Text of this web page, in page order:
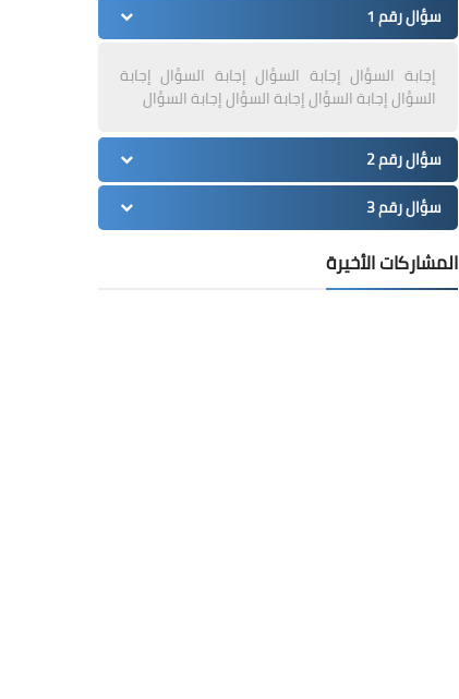
سؤال رقم 1
إجابة السؤال إجابة السؤال إجابة السؤال إجابة
السؤال إجابة السؤال إجابة السؤال إجابة السؤال
سؤال رقم 2
سؤال رقم 3
المشاركات الأخيرة